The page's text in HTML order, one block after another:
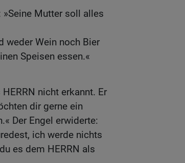
»Seine Mutter soll alles
weder Wein noch Bier
Speisen essen.«
nicht erkannt. Er
dir gerne ein
Der Engel erwiderte:
ich werde nichts
es dem HERRN als